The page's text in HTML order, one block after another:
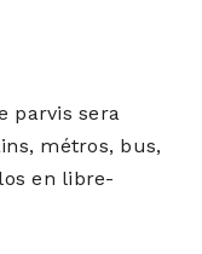
parvis sera
métros, bus,
en libre-